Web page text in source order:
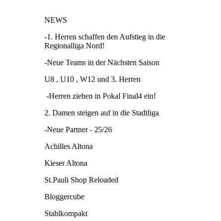
NEWS
-1. Herren schaffen den Aufstieg in die
Regionalliga Nord!
-Neue Teams in der Nächsten Saison
U8 , U10 , W12 und 3. Herren
-Herren ziehen in Pokal Final4 ein!
2. Damen steigen auf in die Stadtliga
-Neue Partner - 25/26
Achilles Altona
Kieser Altona
St.Pauli Shop Reloaded
Bloggercube
Stahlkompakt